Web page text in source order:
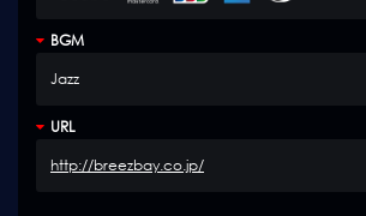
BGM
Jazz
URL
http://breezbay.co.jp/